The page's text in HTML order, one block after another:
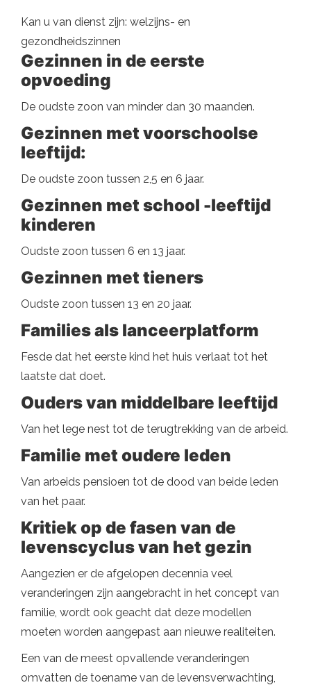
Kan u van dienst zijn: welzijns- en
gezondheidszinnen
Gezinnen in de eerste
opvoeding
De oudste zoon van minder dan 30 maanden.
Gezinnen met voorschoolse
leeftijd:
De oudste zoon tussen 2,5 en 6 jaar.
Gezinnen met school -leeftijd
kinderen
Oudste zoon tussen 6 en 13 jaar.
Gezinnen met tieners
Oudste zoon tussen 13 en 20 jaar.
Families als lanceerplatform
Fesde dat het eerste kind het huis verlaat tot het
laatste dat doet.
Ouders van middelbare leeftijd
Van het lege nest tot de terugtrekking van de arbeid.
Familie met oudere leden
Van arbeids pensioen tot de dood van beide leden
van het paar.
Kritiek op de fasen van de
levenscyclus van het gezin
Aangezien er de afgelopen decennia veel
veranderingen zijn aangebracht in het concept van
familie, wordt ook geacht dat deze modellen
moeten worden aangepast aan nieuwe realiteiten.
Een van de meest opvallende veranderingen
omvatten de toename van de levensverwachting,